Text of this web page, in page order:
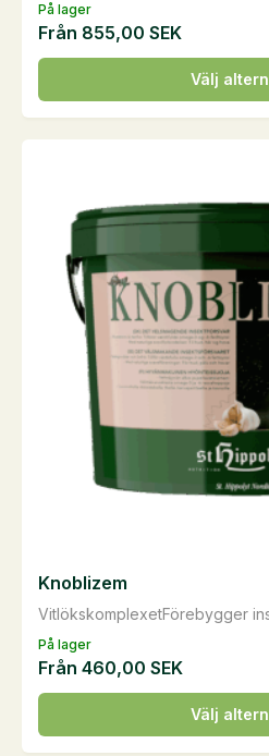
På lager
Från 855,00 SEK
Välj
Den
här
produkten
varianter.
olika
alternativen
produktsidan
På lager
VitlökskomplexetFörebygger
Knoblizem
Från 460,00 SEK
Välj
Den
här